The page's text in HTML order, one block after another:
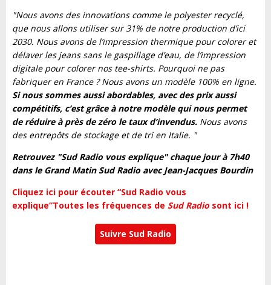
"Nous avons des innovations comme le polyester recyclé,
que nous allons utiliser sur 31% de notre production d’ici
2030. Nous avons de l’impression thermique pour colorer et
délaver les jeans sans le gaspillage d’eau, de l’impression
digitale pour colorer nos tee-shirts. Pourquoi ne pas
fabriquer en France ? Nous avons un modèle 100% en ligne.
Si nous sommes aussi abordables, avec des prix aussi
compétitifs, c’est grâce à notre modèle qui nous permet
de réduire à près de zéro le taux d’invendus. Nous avons
des entrepôts de stockage et de tri en Italie. "
Retrouvez "Sud Radio vous explique" chaque jour à 7h40
dans le Grand Matin Sud Radio avec Jean-Jacques Bourdin
Cliquez ici pour écouter “Sud Radio vous
explique”Toutes les fréquences de Sud Radio sont ici !
Suivre Sud Radio